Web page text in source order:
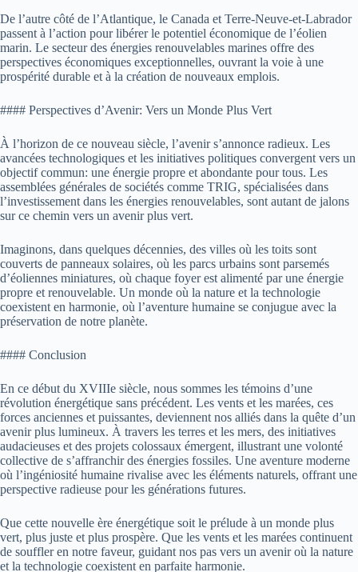
De l’autre côté de l’Atlantique, le Canada et Terre-Neuve-et-Labrador
passent à l’action pour libérer le potentiel économique de l’éolien
marin. Le secteur des énergies renouvelables marines offre des
perspectives économiques exceptionnelles, ouvrant la voie à une
prospérité durable et à la création de nouveaux emplois.
#### Perspectives d’Avenir: Vers un Monde Plus Vert
À l’horizon de ce nouveau siècle, l’avenir s’annonce radieux. Les
avancées technologiques et les initiatives politiques convergent vers un
objectif commun: une énergie propre et abondante pour tous. Les
assemblées générales de sociétés comme TRIG, spécialisées dans
l’investissement dans les énergies renouvelables, sont autant de jalons
sur ce chemin vers un avenir plus vert.
Imaginons, dans quelques décennies, des villes où les toits sont
couverts de panneaux solaires, où les parcs urbains sont parsemés
d’éoliennes miniatures, où chaque foyer est alimenté par une énergie
propre et renouvelable. Un monde où la nature et la technologie
coexistent en harmonie, où l’aventure humaine se conjugue avec la
préservation de notre planète.
#### Conclusion
En ce début du XVIIIe siècle, nous sommes les témoins d’une
révolution énergétique sans précédent. Les vents et les marées, ces
forces anciennes et puissantes, deviennent nos alliés dans la quête d’un
avenir plus lumineux. À travers les terres et les mers, des initiatives
audacieuses et des projets colossaux émergent, illustrant une volonté
collective de s’affranchir des énergies fossiles. Une aventure moderne
où l’ingéniosité humaine rivalise avec les éléments naturels, offrant une
perspective radieuse pour les générations futures.
Que cette nouvelle ère énergétique soit le prélude à un monde plus
vert, plus juste et plus prospère. Que les vents et les marées continuent
de souffler en notre faveur, guidant nos pas vers un avenir où la nature
et la technologie coexistent en parfaite harmonie.